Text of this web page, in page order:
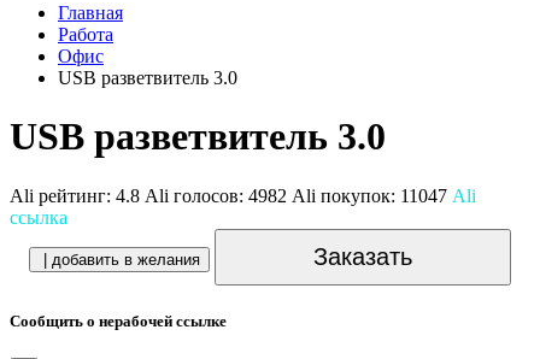
Главная
Работа
Офис
USB разветвитель 3.0
USB разветвитель 3.0
Ali рейтинг: 4.8 Ali голосов: 4982 Ali покупок: 11047 Ali
ссылка
| добавить в желания Заказать
Сообщить о нерабочей ссылке